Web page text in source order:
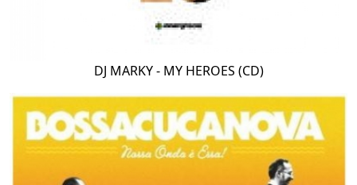
DJ MARKY - MY HEROES (CD)